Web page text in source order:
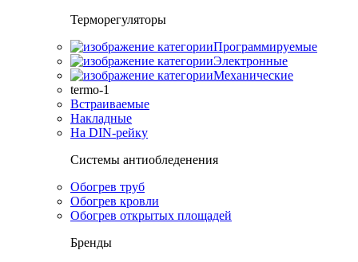
Терморегуляторы
Программируемые
Электронные
Механические
termo-1
Встраиваемые
Накладные
На DIN-рейку
Системы антиобледенения
Обогрев труб
Обогрев кровли
Обогрев открытых площадей
Бренды